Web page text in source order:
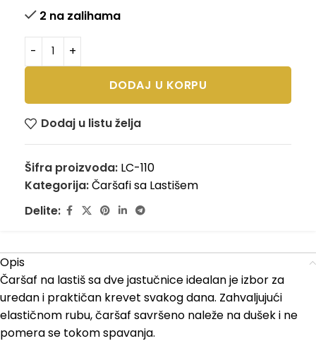
2 na zalihama
DODAJ U KORPU
Dodaj u listu želja
Šifra proizvoda: LC-110
Kategorija:Čaršafi sa Lastišem
Delite:
Opis
Čaršaf na lastiš sa dve jastučnice idealan je izbor za
uredan i praktičan krevet svakog dana. Zahvaljujući
elastičnom rubu, čaršaf savršeno naleže na dušek i ne
pomera se tokom spavanja.